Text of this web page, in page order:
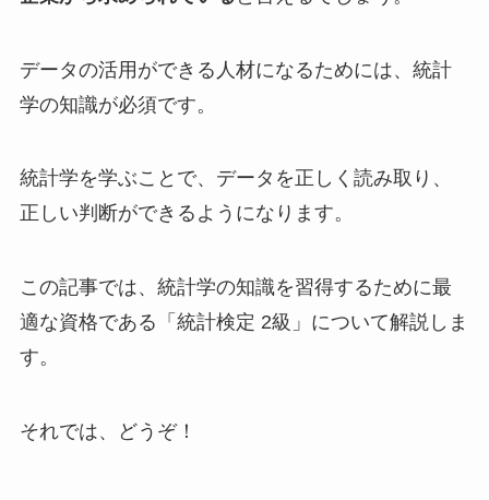
データの活用ができる人材になるためには、統計
学の知識が必須です。
統計学を学ぶことで、データを正しく読み取り、
正しい判断ができるようになります。
この記事では、統計学の知識を習得するために最
適な資格である「統計検定 2級」について解説しま
す。
それでは、どうぞ！